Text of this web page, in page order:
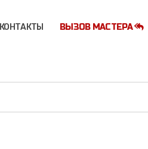
КОНТАКТЫ ВЫЗОВ МАСТЕРА